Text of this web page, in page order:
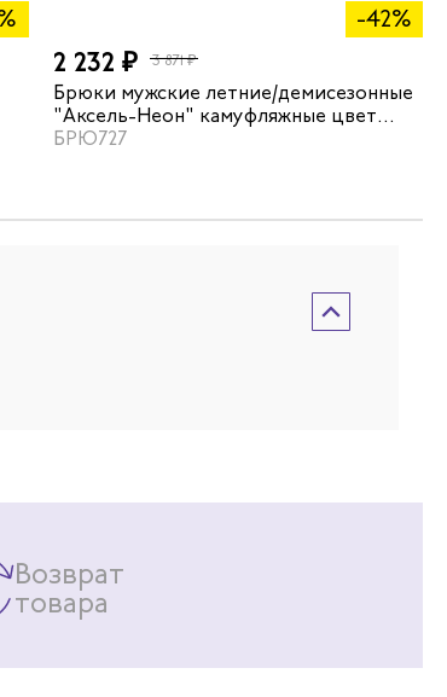
-42%
2 232 ₽ 3 871 ₽
Брюки мужские летние/демисезонные
"Аксель-Неон" камуфляжные цвет
хаки/синийй
БРЮ727
Возврат
товара